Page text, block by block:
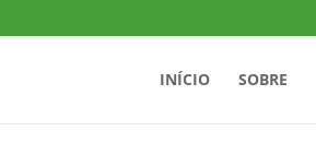
INÍCIO SOBRE